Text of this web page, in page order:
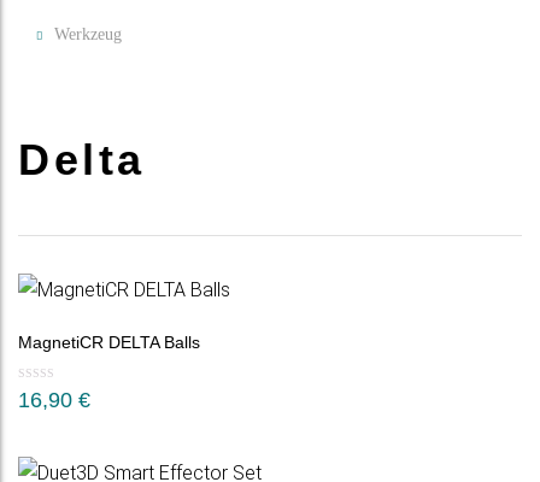
Werkzeug
Delta
MagnetiCR DELTA Balls
16,90 €